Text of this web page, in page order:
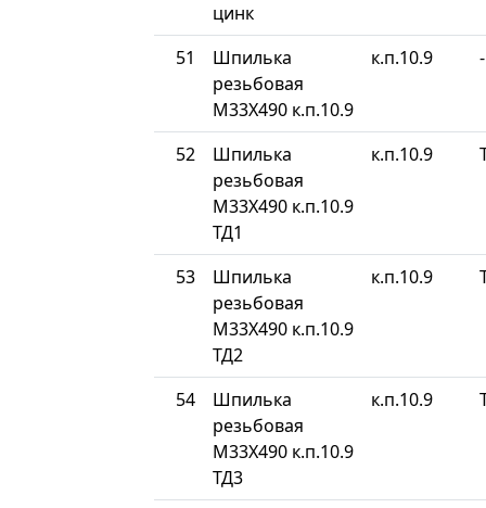
цинк
51
Шпилька
резьбовая
М33Х490 к.п.10.9
к.п.10.9 -
52
Шпилька
резьбовая
М33Х490 к.п.10.9
ТД1
к.п.10.9
53
Шпилька
резьбовая
М33Х490 к.п.10.9
ТД2
к.п.10.9
54
Шпилька
резьбовая
М33Х490 к.п.10.9
ТД3
к.п.10.9